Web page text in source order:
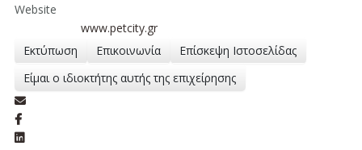
Website
www.petcity.gr
Εκτύπωση
Επικοινωνία
Επίσκεψη Ιστοσελίδας
Είμαι ο ιδιοκτήτης αυτής της επιχείρησης